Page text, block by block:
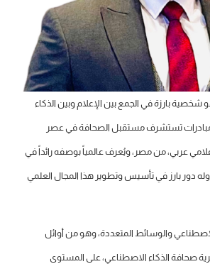
شخصية بارزة في الجمع بين الإعلام وبين الذكاء
ومبادرات تستشرف مستقبل الصحافة في عصر
عربي، من مصر، ويُعرف عالمياً بوصفه رائداً في
وله دور بارز في تأسيس وتطوير هذا المجال العلمي
والوسائط المتعددة، وهو من أوائل
صحافة الذكاء الاصطناعي، على المستوى